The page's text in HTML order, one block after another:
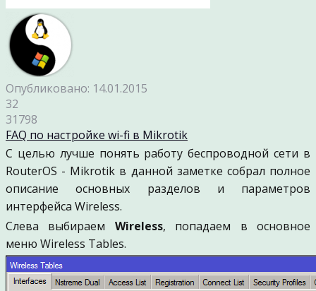
Опубликовано: 14.01.2015
32
31798
FAQ по настройке wi-fi в Mikrotik
С целью лучше понять работу беспроводной сети в
RouterOS - Mikrotik в данной заметке собрал полное
описание основных разделов и параметров
интерфейса Wireless.
Слева выбираем Wireless, попадаем в основное
меню Wireless Tables.